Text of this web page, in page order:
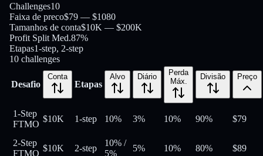
Challenges10
Faixa de preco$79 — $1080
Tamanhos de conta$10K — $200K
Profit Split Med.87%
Etapas1-step, 2-step
10 challenges
Desafio
Conta
Etapas
Alvo Diário
Perda
Máx.
Divisão Preço
1-Step
FTMO
$10K 1-step 10% 3% 10% 90% $79
2-Step
FTMO
$10K 2-step
10% /
5%
5% 10% 80% $89